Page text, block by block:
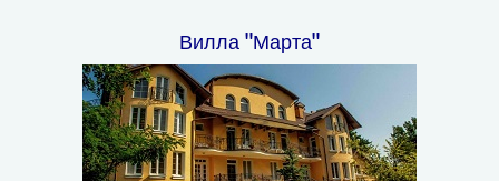
Вилла "Марта"